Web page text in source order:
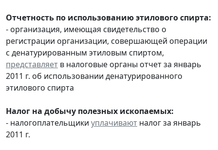
Отчетность по использованию этилового спирта:
- организация, имеющая свидетельство о
регистрации организации, совершающей операции
с денатурированным этиловым спиртом,
представляет в налоговые органы отчет за январь
2011 г. об использовании денатурированного
этилового спирта
Налог на добычу полезных ископаемых:
- налогоплательщики уплачивают налог за январь
2011 г.